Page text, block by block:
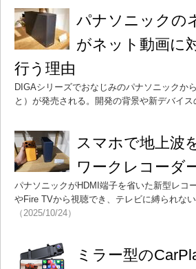
パナソニックの
がネット動画に
行う理由
DIGAシリーズでおなじみのパナソニックか
と）が発売される。開発の背景や新デバイス
スマホで地上波
ワークレコーダ
パナソニックがHDMI端子を省いた新型レコ
やFire TVから視聴でき、テレビに縛られな
（2025/10/24）
ミラー型の